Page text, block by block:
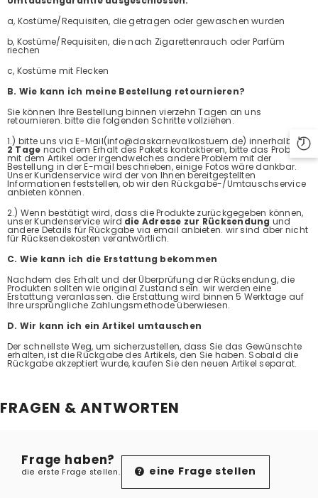
a, Kostüme/Requisiten, die getragen oder gewaschen wurden
b, Kostüme/Requisiten, die nach Zigarettenrauch oder Parfüm
riechen
c, Kostüme mit Flecken
B. Wie kann ich meine Bestellung retournieren?
Sie können Ihre Bestellung binnen vierzehn Tagen an uns
retournieren. bitte die folgenden Schritte vollziehen.
1.) bitte uns via E-Mail(info@daskarnevalkostuem.de) innerhalb von
2 Tage nach dem Erhalt des Pakets kontaktieren, bitte das Problem
mit dem Artikel oder irgendwelches andere Problem mit der
Bestellung in der E-mail beschrieben, einige Fotos wäre dankbar.
Unser Kundenservice wird der von Ihnen bereitgestellten
Informationen feststellen, ob wir den Rückgabe-/Umtauschservice
anbieten können.
2.) Wenn bestätigt wird, dass die Produkte zurückgegeben können,
unser Kundenservice wird die Adresse zur Rücksendung und
andere Details für Rückgabe via email anbieten. wir sind aber nicht
für Rücksendekosten verantwörtlich.
C. Wie kann ich die Erstattung bekommen
Nachdem des Erhalt und der Überprüfung der Rücksendung, die
Produkten sollten wie original Zustand sein. wir werden eine
Erstattung veranlassen. die Erstattung wird binnen 5 Werktage auf
Ihre ursprüngliche Zahlungsmethode überwiesen.
D. Wir kann ich ein Artikel umtauschen
Der schnellste Weg, um sicherzustellen, dass Sie das Gewünschte
erhalten, ist die Rückgabe des Artikels, den Sie haben. Sobald die
Rückgabe akzeptiert wurde, kaufen Sie den neuen Artikel separat.
FRAGEN & ANTWORTEN
Frage haben?
die erste Frage stellen. eine Frage stellen